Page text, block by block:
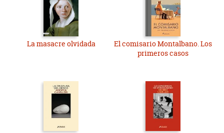
La masacre olvidada
El comisario Montalbano. Los
primeros casos